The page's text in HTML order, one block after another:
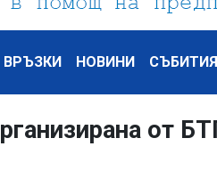
ВРЪЗКИ НОВИНИ СЪБИТИЯ
от